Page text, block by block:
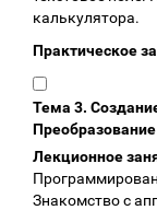
калькулятора.
Практическое
Тема 3.
Лекционное
Знакомство с